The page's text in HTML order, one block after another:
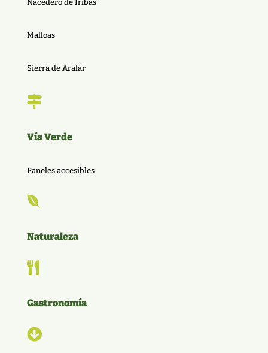
Nacedero de Iribas
Malloas
Sierra de Aralar

Vía Verde
Paneles accesibles

Naturaleza

Gastronomía
